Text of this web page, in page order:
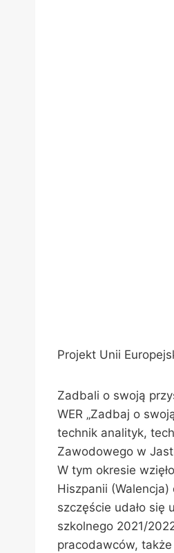
Projekt Unii
Zadbali o swoją
WER „Zadbaj o
technik analityk,
Zawodowego w
W tym okresie
Hiszpanii
szczęście udało
szkolnego 2021/
pracodawców,